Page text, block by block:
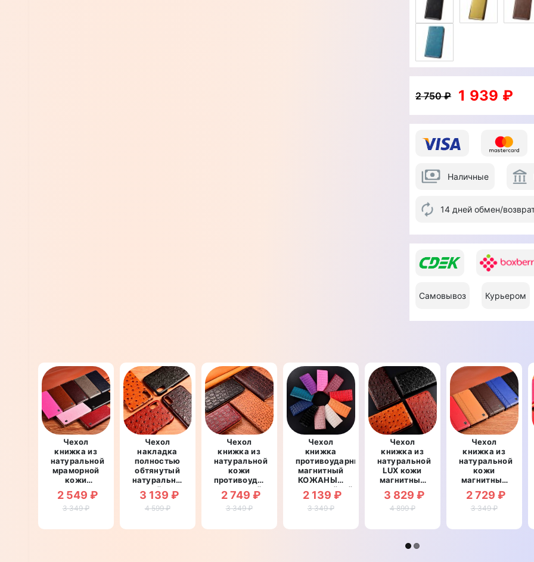
Наличные
14 дней обмен/
Самовывоз Курьером
1 939 ₽
2 750 ₽
Чехол
книжка из
натуральной
мраморной
кожи
противоударный
магнитный
для Google
"MARBLE"
2 549 ₽
3 349 ₽
Чехол
накладка
полностью
обтянутый
натуральной
кожей для
Google Pixel
2 XL
СТРАУС"
3 139 ₽
4 599 ₽
Чехол
книжка из
натуральной
кожи
противоударный
магнитный
для Google
Pixel 2 XL
STONE"
2 749 ₽
3 349 ₽
Чехол
книжка
противоударный
магнитный
КОЖАНЫЙ
влагостойкий
для Google
Pixel 2 XL
2 139 ₽
3 349 ₽
Чехол
книжка из
натуральной
LUX кожи
магнитный
противоударный
для Google
Pixel 2 XL
3 829 ₽
4 899 ₽
Чехол
книжка из
натуральной
кожи
магнитный
противоударный
для Google
Pixel 2 XL
2 729 ₽
3 349 ₽